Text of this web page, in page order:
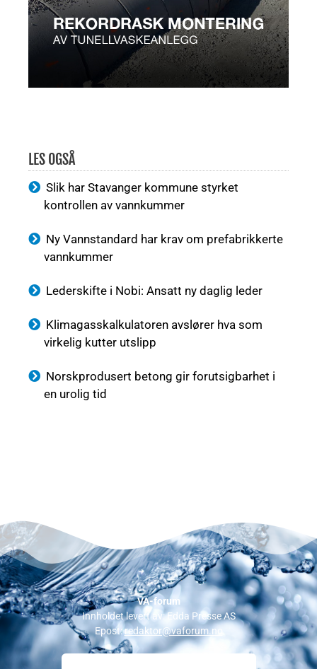
LES OGSÅ
Slik har Stavanger kommune styrket
kontrollen av vannkummer
Ny Vannstandard har krav om prefabrikkerte
vannkummer
Lederskifte i Nobi: Ansatt ny daglig leder
Klimagasskalkulatoren avslører hva som
virkelig kutter utslipp
Norskprodusert betong gir forutsigbarhet i
en urolig tid
VA-forum
Innholdet levert av: Edda Presse AS
Epost:redaktor@vaforum.no